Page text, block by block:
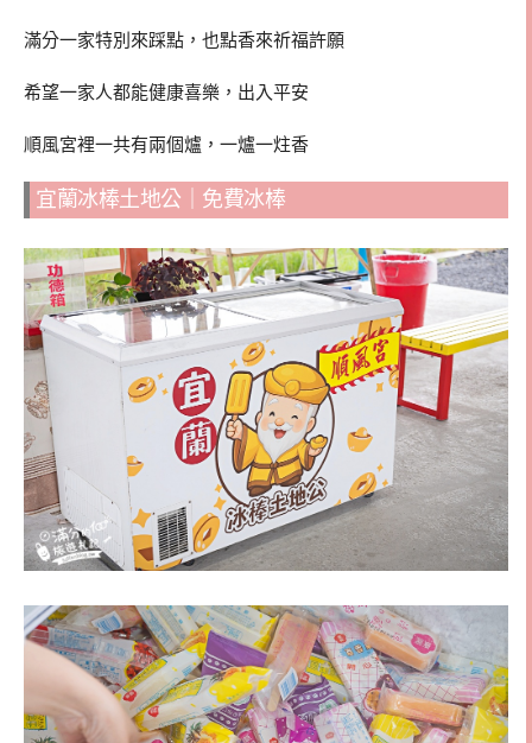
滿分一家特別來踩點，也點香來祈福許願
希望一家人都能健康喜樂，出入平安
順風宮裡一共有兩個爐，一爐一炷香
宜蘭冰棒土地公｜免費冰棒